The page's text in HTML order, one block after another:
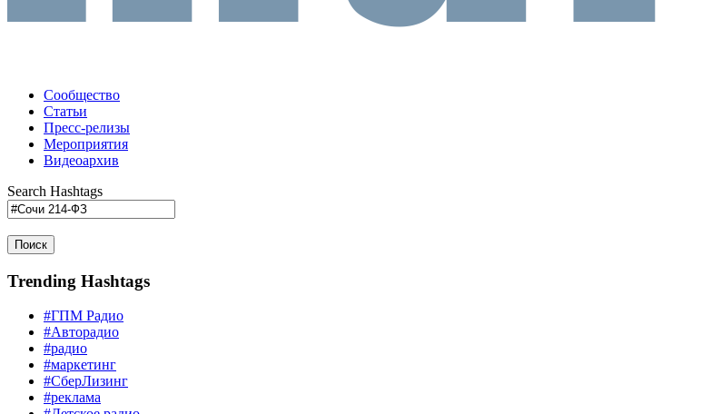
Сообщество
Статьи
Пресс-релизы
Мероприятия
Видеоархив
Search Hashtags
Поиск
Trending Hashtags
#ГПМ Радио
#Авторадио
#радио
#маркетинг
#СберЛизинг
#реклама